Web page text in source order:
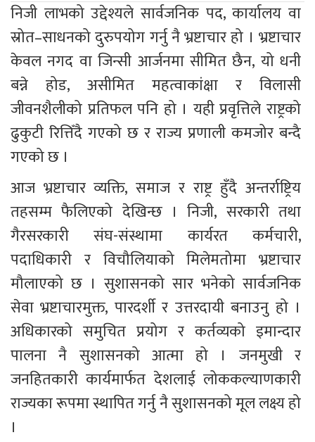
निजी लाभको उद्देश्यले सार्वजनिक पद, कार्यालय वा
स्रोत–साधनको दुरुपयोग गर्नु नै भ्रष्टाचार हो । भ्रष्टाचार
केवल नगद वा जिन्सी आर्जनमा सीमित छैन, यो धनी
बन्ने होड, असीमित महत्वाकांक्षा र विलासी
जीवनशैलीको प्रतिफल पनि हो । यही प्रवृत्तिले राष्ट्रको
ढुकुटी रित्तिँदै गएको छ र राज्य प्रणाली कमजोर बन्दै
गएको छ ।
आज भ्रष्टाचार व्यक्ति, समाज र राष्ट्र हुँदै अन्तर्राष्ट्रिय
तहसम्म फैलिएको देखिन्छ । निजी, सरकारी तथा
गैरसरकारी संघ-संस्थामा कार्यरत कर्मचारी,
पदाधिकारी र विचौलियाको मिलेमतोमा भ्रष्टाचार
मौलाएको छ । सुशासनको सार भनेको सार्वजनिक
सेवा भ्रष्टाचारमुक्त, पारदर्शी र उत्तरदायी बनाउनु हो ।
अधिकारको समुचित प्रयोग र कर्तव्यको इमान्दार
पालना नै सुशासनको आत्मा हो । जनमुखी र
जनहितकारी कार्यमार्फत देशलाई लोककल्याणकारी
राज्यका रूपमा स्थापित गर्नु नै सुशासनको मूल लक्ष्य हो
।